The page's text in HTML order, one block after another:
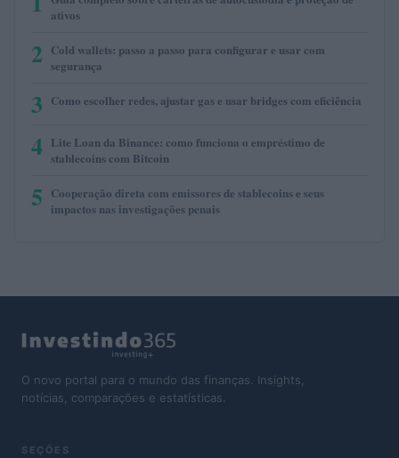
ativos
2 Cold wallets: passo a passo para configurar e usar com
segurança
3 Como escolher redes, ajustar gas e usar bridges com eficiência
4 Lite Loan da Binance: como funciona o empréstimo de
stablecoins com Bitcoin
5 Cooperação direta com emissores de stablecoins e seus
impactos nas investigações penais
O novo portal para o mundo das finanças. Insights,
notícias, comparações e estatísticas.
SEÇÕES